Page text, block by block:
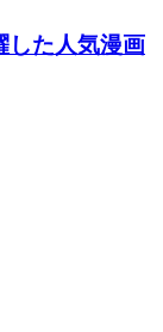
した人気漫画